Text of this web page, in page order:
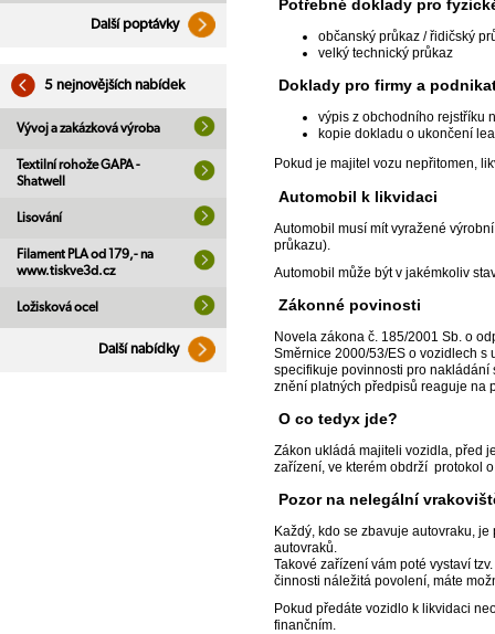
Další poptávky
5 nejnovějších nabídek
Vývoj a zakázková výroba
Textilní rohože GAPA -
Shatwell
Lisování
Filament PLA od 179,- na
www.tiskve3d.cz
Ložisková ocel
Další nabídky
Potřebné doklady pro
občanský průkaz / řidičský
velký technický průkaz
Doklady pro firmy a
výpis z obchodního rejstříku
kopie dokladu o ukončení
Pokud je majitel vozu nepřitomen,
Automobil k likvidaci
Automobil musí mít vyražené
průkazu).
Automobil může být v jakémkoliv
Zákonné povinosti
Novela zákona č. 185/2001 Sb. o
Směrnice 2000/53/ES o vozidlech s
specifikuje povinnosti pro nakládání
znění platných předpisů reaguje na
O co tedyx jde?
Zákon ukládá majiteli vozidla, před
zařízení, ve kterém obdrží protokol
Pozor na nelegální
Každý, kdo se zbavuje autovraku,
autovraků.
Takové zařízení vám poté vystaví
činnosti náležitá povolení, máte
Pokud předáte vozidlo k likvidaci
finančním.